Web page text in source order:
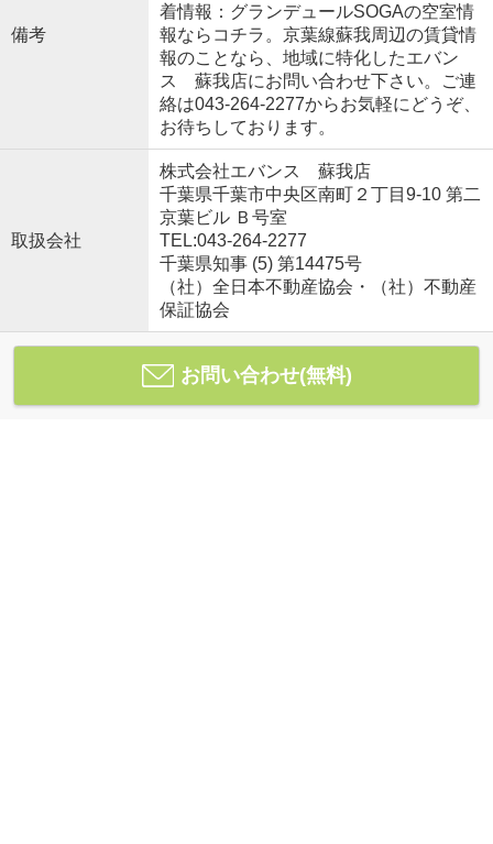
備考
着情報：グランデュールSOGAの空室情
報ならコチラ。京葉線蘇我周辺の賃貸情
報のことなら、地域に特化したエバン
ス 蘇我店にお問い合わせ下さい。ご連
絡は043-264-2277からお気軽にどうぞ、
お待ちしております。
取扱会社
株式会社エバンス 蘇我店
千葉県千葉市中央区南町２丁目9-10 第二
京葉ビル Ｂ号室
TEL:043-264-2277
千葉県知事 (5) 第14475号
（社）全日本不動産協会・（社）不動産
保証協会
お問い合わせ(無料)